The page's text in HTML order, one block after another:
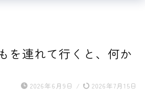
を連れて行くと、何か
2026年6月9日 / 2026年7月15日